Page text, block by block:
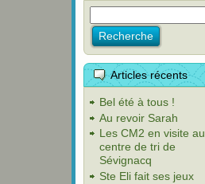
Articles récents
Bel été à tous !
Au revoir Sarah
Les CM2 en visite au
centre de tri de
Sévignacq
Ste Eli fait ses jeux